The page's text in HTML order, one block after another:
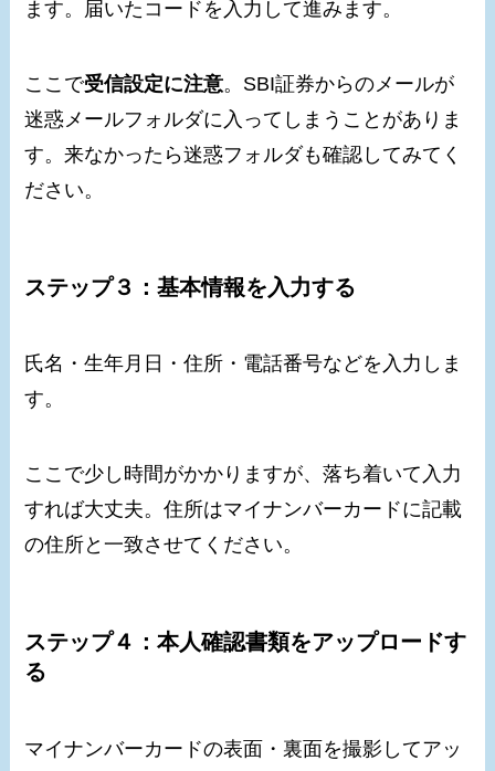
ます。届いたコードを入力して進みます。
ここで受信設定に注意。SBI証券からのメールが
迷惑メールフォルダに入ってしまうことがありま
す。来なかったら迷惑フォルダも確認してみてく
ださい。
ステップ３：基本情報を入力する
氏名・生年月日・住所・電話番号などを入力しま
す。
ここで少し時間がかかりますが、落ち着いて入力
すれば大丈夫。住所はマイナンバーカードに記載
の住所と一致させてください。
ステップ４：本人確認書類をアップロードす
る
マイナンバーカードの表面・裏面を撮影してアッ